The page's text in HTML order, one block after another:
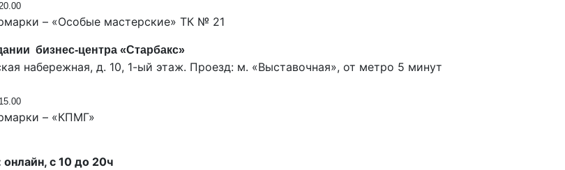
– «Особые мастерские» ТК № 21
бизнес-центра «Старбакс»
набережная, д. 10, 1-ый этаж. Проезд: м. «Выставочная», от метро 5 минут
– «КПМГ»
с 10 до 20ч